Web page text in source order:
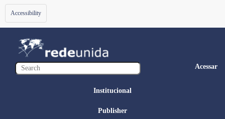
Toggle
navigation
Accessibility
Acessar
Institucional
Publisher